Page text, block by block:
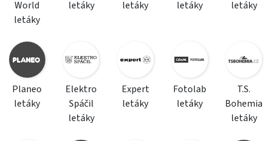
World
letáky
letáky
letáky
letáky
letáky
Planeo
letáky
Elektro
Spáčil
letáky
Expert
letáky
Fotolab
letáky
T.S.
Bohemia
letáky